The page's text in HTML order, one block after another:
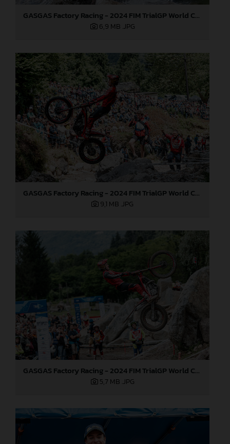
GASGAS Factory Racing - 2024 FIM TrialGP World Championship - Round 3, Italy
6,9 MB .JPG
GASGAS Factory Racing - 2024 FIM TrialGP World Championship - Round 3, Italy
9,1 MB .JPG
GASGAS Factory Racing - 2024 FIM TrialGP World Championship - Round 3, Italy
5,7 MB .JPG